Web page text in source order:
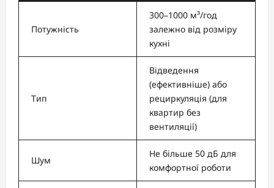
Потужність
300–1000 м³/год
залежно від розміру
кухні
Тип
Відведення
(ефективніше) або
рециркуляція (для
квартир без
вентиляції)
Шум
Не більше 50 дБ для
комфортної роботи